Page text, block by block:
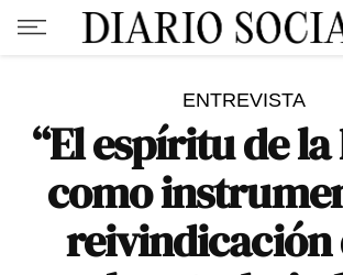
ENTREVISTA
“El espíritu de
como
reivindicación